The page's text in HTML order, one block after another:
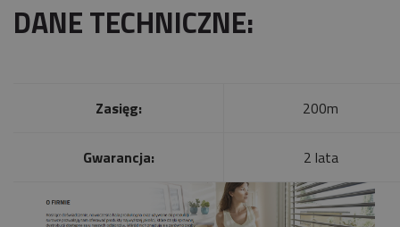
DANE TECHNICZNE:
Zasięg: 200m
Gwarancja: 2 lata